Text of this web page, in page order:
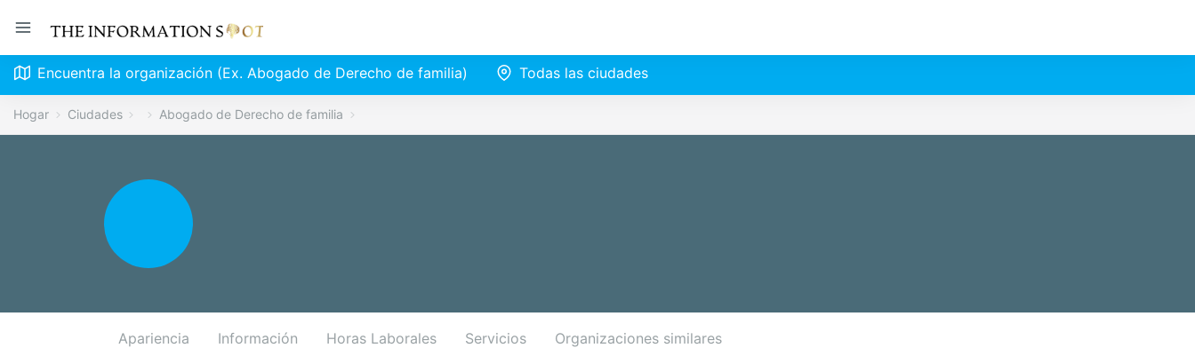
Encuentra la organización (Ex. Abogado de Derecho de familia) Todas las ciudades
Hogar Ciudades Abogado de Derecho de familia
Apariencia Información Horas Laborales Servicios Organizaciones similares